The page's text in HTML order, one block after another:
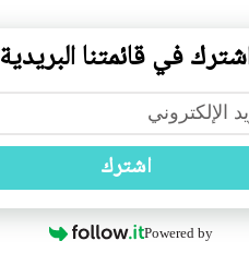
في قائمتنا البريدية
اشترك
Powered by